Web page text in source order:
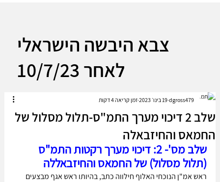
צבא היבשה הישראלי
לאחר 10/7/23
שלב 2 דיכוי מערך התמ"ס-תלול מסלול של
החמאס והחיזבאלה
dgross479 19 בינו׳ 2023 זמן קריאה 4 דקות
שלב מס'- 2: דיכוי מערך רקטות התמ"ס
(תלול מסלול) של החמאס והחיזבאללה
ראש אמ"ן הנוכחי האלוף חילווה כתב, בהיותו ראש אגף מבצעים